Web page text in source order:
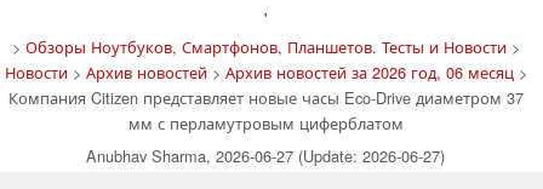
'
> Обзоры Ноутбуков, Смартфонов, Планшетов. Тесты и Новости>
Новости> Архив новостей> Архив новостей за 2026 год, 06 месяц>
Компания Citizen представляет новые часы Eco-Drive диаметром 37
мм с перламутровым циферблатом
Anubhav Sharma, 2026-06-27 (Update: 2026-06-27)